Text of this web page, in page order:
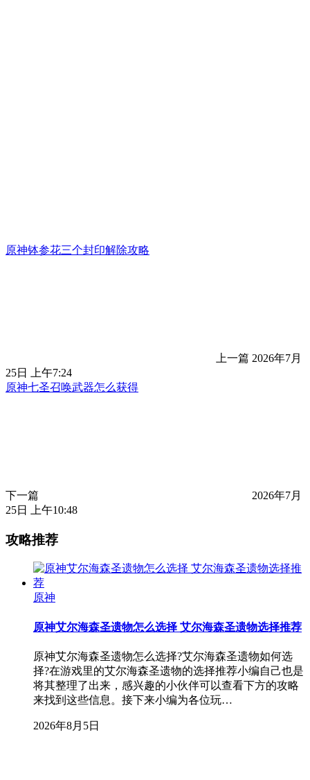
原神钵参花三个封印解除攻略
上一篇 2026年7月
25日 上午7:24
原神七圣召唤武器怎么获得
下一篇
2026年7月
25日 上午10:48
攻略推荐
原神
原神艾尔海森圣遗物怎么选择 艾尔海森圣遗物选择推荐
原神艾尔海森圣遗物怎么选择?艾尔海森圣遗物如何选
择?在游戏里的艾尔海森圣遗物的选择推荐小编自己也是
将其整理了出来，感兴趣的小伙伴可以查看下方的攻略
来找到这些信息。接下来小编为各位玩…
2026年8月5日